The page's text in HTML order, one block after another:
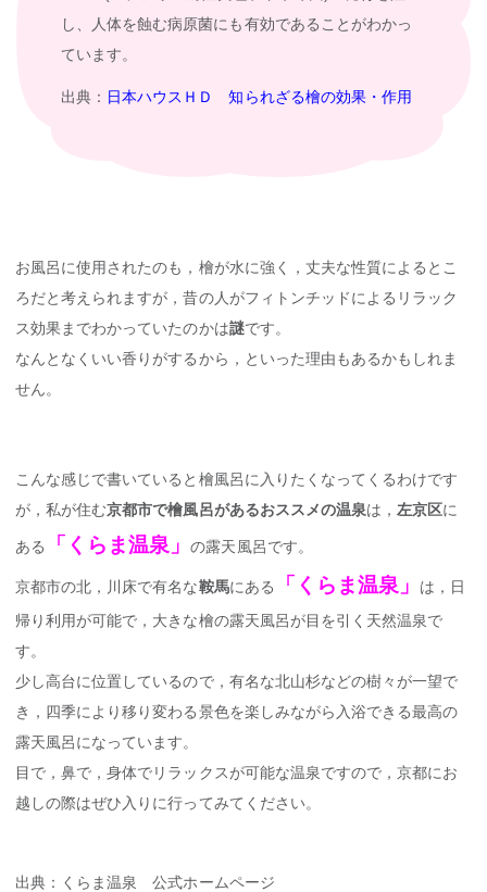
し、人体を蝕む病原菌にも有効であることがわかっ
ています。
出典： 日本ハウスＨＤ 知られざる檜の効果・作用
お風呂に使用されたのも，檜が水に強く，丈夫な性質によるとこ
ろだと考えられますが，昔の人がフィトンチッドによるリラック
ス効果までわかっていたのかは謎です。
なんとなくいい香りがするから，といった理由もあるかもしれま
せん。
こんな感じで書いていると檜風呂に入りたくなってくるわけです
が，私が住む京都市で檜風呂があるおススメの温泉は， 左京区に
ある 「くらま温泉」の露天風呂です。
京都市の北，川床で有名な鞍馬にある 「 くらま温泉 」
は，日
帰り利用が可能で，大きな檜の露天風呂が目を引く天然温泉で
す。
少し高台に位置しているので，有名な北山杉などの樹々が一望で
き，四季により移り変わる景色を楽しみながら入浴できる最高の
露天風呂になっています。
目で，鼻で，身体でリラックスが可能な温泉ですので，京都にお
越しの際はぜひ入りに行ってみてください。
出典：くらま温泉 公式ホームページ